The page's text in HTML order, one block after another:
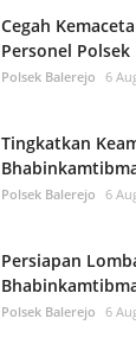
Cegah
Personel Polsek
Polsek Balerejo 6
Tingkatkan
Polsek Balerejo 6
Persiapan
Polsek Balerejo 6